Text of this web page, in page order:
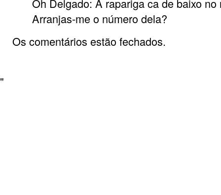
Arranjas-me o número dela?
Os comentários estão fechados.
"